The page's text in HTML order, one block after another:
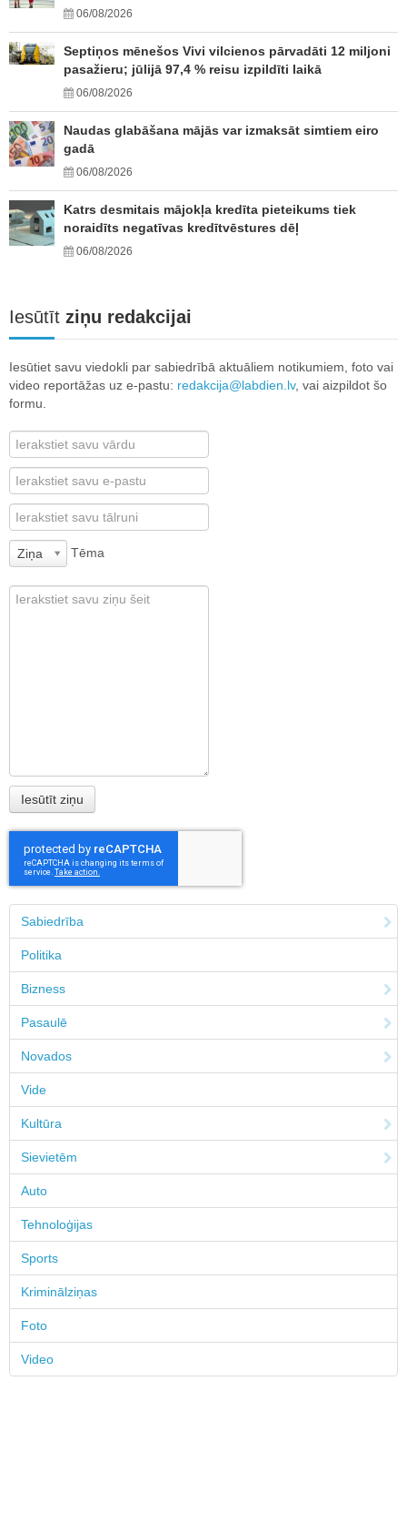
06/08/2026
Septiņos mēnešos Vivi vilcienos pārvadāti 12 miljoni
pasažieru; jūlijā 97,4 % reisu izpildīti laikā
06/08/2026
Naudas glabāšana mājās var izmaksāt simtiem eiro
gadā
06/08/2026
Katrs desmitais mājokļa kredīta pieteikums tiek
noraidīts negatīvas kredītvēstures dēļ
06/08/2026
Iesūtīt ziņu redakcijai
Iesūtiet savu viedokli par sabiedrībā aktuāliem notikumiem, foto vai
video reportāžas uz e-pastu: redakcija@labdien.lv, vai aizpildot šo
formu.
Ziņa Tēma
Sabiedrība
Politika
Bizness
Pasaulē
Novados
Vide
Kultūra
Sievietēm
Auto
Tehnoloģijas
Sports
Kriminālziņas
Foto
Video